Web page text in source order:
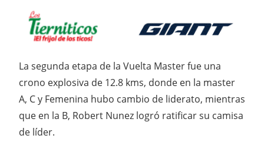
La segunda etapa de la Vuelta Master fue una
crono explosiva de 12.8 kms, donde en la master
A, C y Femenina hubo cambio de liderato, mientras
que en la B, Robert Nunez logró ratificar su camisa
de líder.